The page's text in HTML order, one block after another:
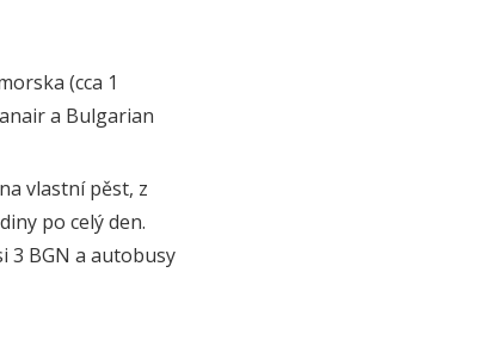
(cca 1
a Bulgarian
vlastní pěst, z
po celý den.
3 BGN a autobusy